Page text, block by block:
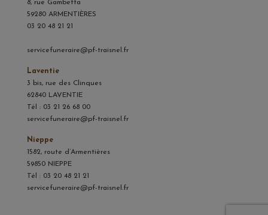
8, rue Gambetta
59280 ARMENTIÈRES
03 20 48 21 21
servicefuneraire@pf-traisnel.fr
Laventie
3 bis, rue des Clinques
62840 LAVENTIE
Tél : 03 21 26 68 00
servicefuneraire@pf-traisnel.fr
Nieppe
1582, route d’Armentières
59850 NIEPPE
Tél : 03 20 48 21 21
servicefuneraire@pf-traisnel.fr